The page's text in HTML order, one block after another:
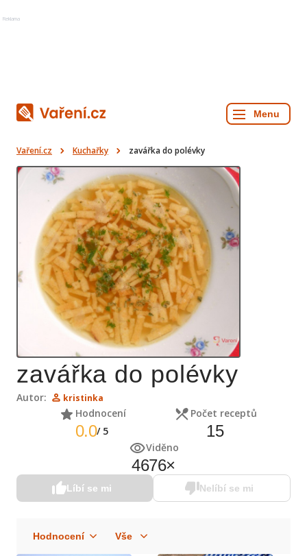
Reklama
Vaření.cz Kuchařky zavářka do polévky
zavářka do polévky
Autor: kristinka
Hodnocení
0.0/ 5
Počet receptů
15
Viděno
4676×
Líbí se mi Nelíbí se mi